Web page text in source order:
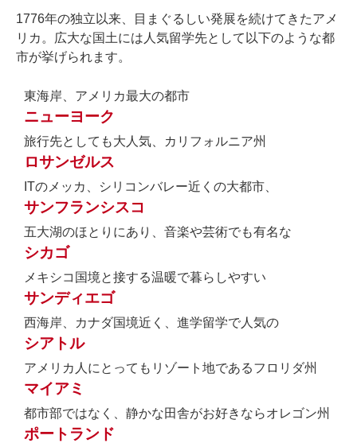
1776年の独立以来、目まぐるしい発展を続けてきたアメ
リカ。広大な国土には人気留学先として以下のような都
市が挙げられます。
東海岸、アメリカ最大の都市
ニューヨーク
旅行先としても大人気、カリフォルニア州
ロサンゼルス
ITのメッカ、シリコンバレー近くの大都市、
サンフランシスコ
五大湖のほとりにあり、音楽や芸術でも有名な
シカゴ
メキシコ国境と接する温暖で暮らしやすい
サンディエゴ
西海岸、カナダ国境近く、進学留学で人気の
シアトル
アメリカ人にとってもリゾート地であるフロリダ州
マイアミ
都市部ではなく、静かな田舎がお好きならオレゴン州
ポートランド